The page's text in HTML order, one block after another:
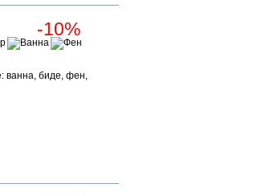
-10%
ванна, биде, фен,